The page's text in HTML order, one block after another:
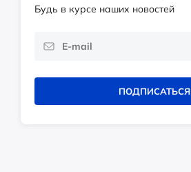
Будь в курсе наших новостей
ПОДПИСАТЬСЯ